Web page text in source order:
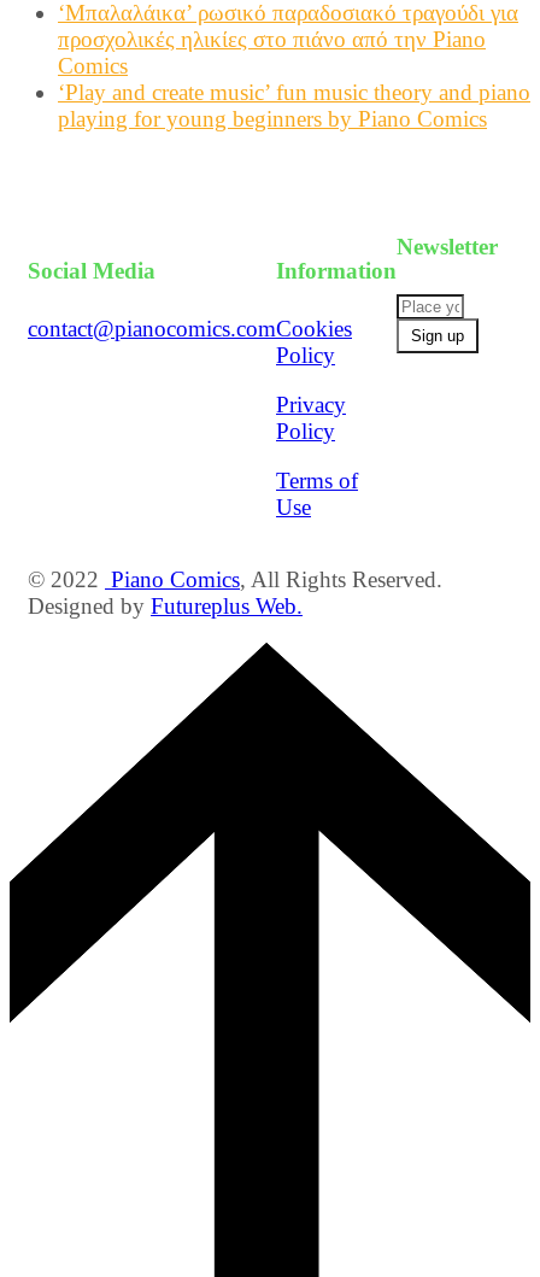
‘Μπαλαλάικα’ ρωσικό παραδοσιακό τραγούδι για
προσχολικές ηλικίες στο πιάνο από την Piano
Comics
‘Play and create music’ fun music theory and piano
playing for young beginners by Piano Comics
Social Media
contact@pianocomics.com
Information
Cookies
Policy
Privacy
Policy
Terms of
Use
Newsletter
© 2022 Piano Comics, All Rights Reserved.
Designed by Futureplus Web.